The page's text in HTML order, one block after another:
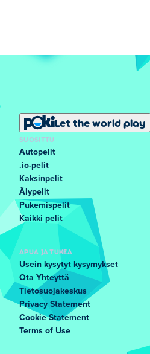
Let the world play
SUOSITTU
Autopelit
.io-pelit
Kaksinpelit
Älypelit
Pukemispelit
Kaikki pelit
APUA JA TUKEA
Usein kysytyt kysymykset
Ota Yhteyttä
Tietosuojakeskus
Privacy Statement
Cookie Statement
Terms of Use